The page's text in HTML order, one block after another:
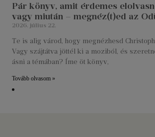
Pár könyv, amit érdemes
vagy miután – megnéz(t)ed az
2026. július 22.
Te is alig várod, hogy megnézhesd
Vagy szájtátva jöttél ki a moziból, és
ásni a témában? Íme öt könyv,
Tovább olvasom »